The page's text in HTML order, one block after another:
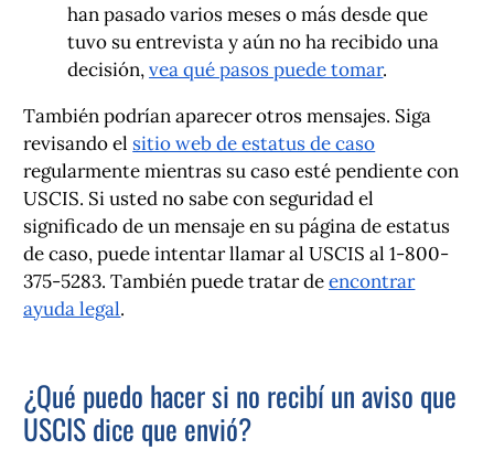
han pasado varios meses o más desde que
tuvo su entrevista y aún no ha recibido una
decisión,vea qué pasos puede tomar.
También podrían aparecer otros mensajes. Siga
revisando el sitio web de estatus de caso
regularmente mientras su caso esté pendiente con
USCIS. Si usted no sabe con seguridad el
significado de un mensaje en su página de estatus
de caso, puede intentar llamar al USCIS al 1-800-
375-5283. También puede tratar deencontrar
ayuda legal.
¿Qué puedo hacer si no recibí un aviso que
USCIS dice que envió?